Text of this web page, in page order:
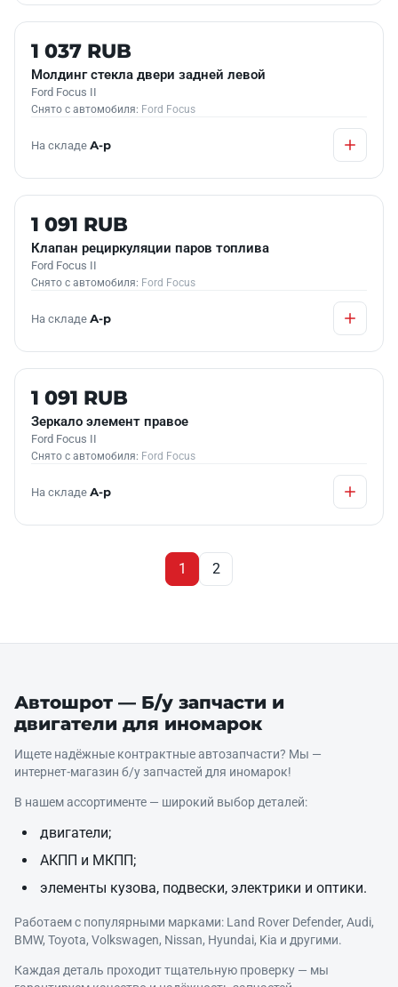
Б/У В НАЛИЧИИ
1 037 RUB
Молдинг стекла двери задней левой
Ford Focus II
Снято с автомобиля: Ford Focus
На складе А-р
Б/У В НАЛИЧИИ
1 091 RUB
Клапан рециркуляции паров топлива
Ford Focus II
Снято с автомобиля: Ford Focus
На складе А-р
Б/У В НАЛИЧИИ
1 091 RUB
Зеркало элемент правое
Ford Focus II
Снято с автомобиля: Ford Focus
На складе А-р
1 2
Автошрот — Б/у запчасти и
двигатели для иномарок
Ищете надёжные контрактные автозапчасти? Мы —
интернет‑магазин б/у запчастей для иномарок!
В нашем ассортименте — широкий выбор деталей:
двигатели;
АКПП и МКПП;
элементы кузова, подвески, электрики и оптики.
Работаем с популярными марками: Land Rover Defender, Audi,
BMW, Toyota, Volkswagen, Nissan, Hyundai, Kia и другими.
Каждая деталь проходит тщательную проверку — мы